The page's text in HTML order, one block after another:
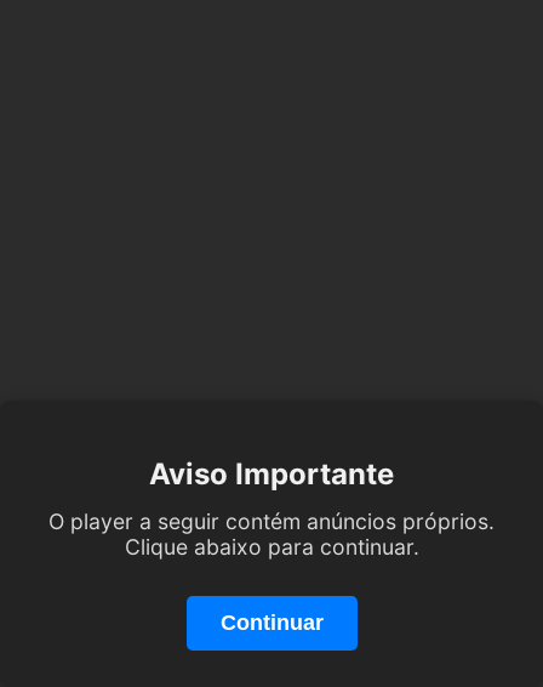
Aviso Importante
O player a seguir contém anúncios próprios.
Clique abaixo para continuar.
Continuar